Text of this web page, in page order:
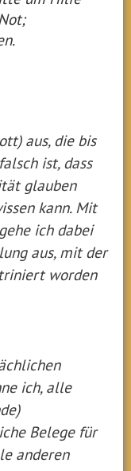
aus, die bis
ist, dass
glauben
kann. Mit
ich dabei
aus, mit der
worden
ich, alle
Belege für
anderen